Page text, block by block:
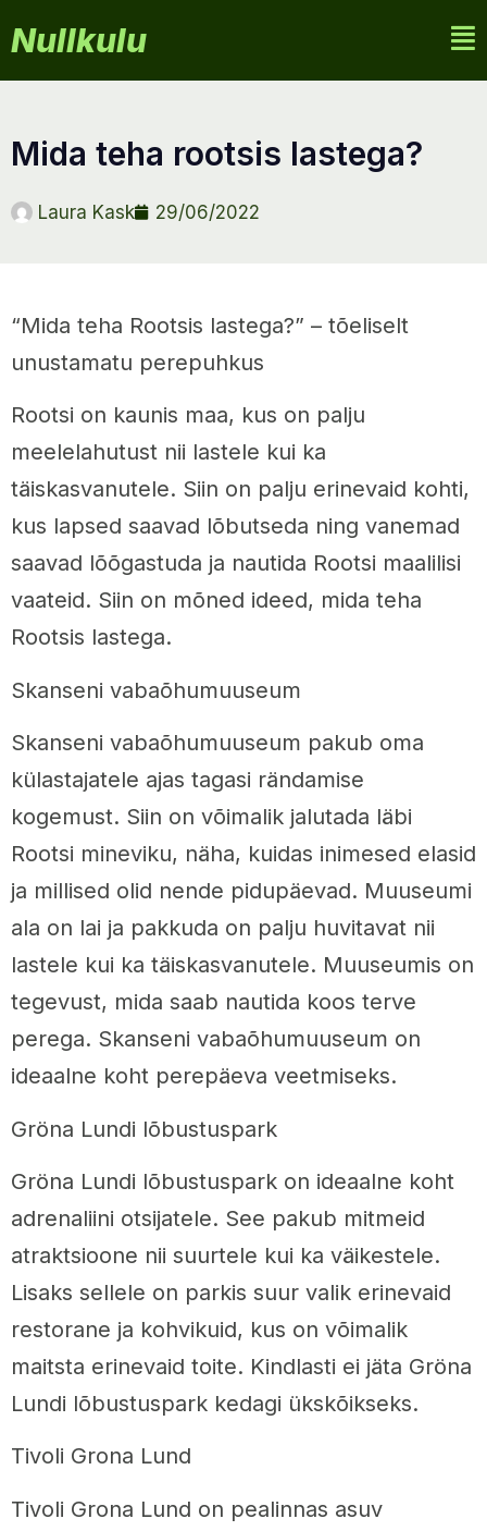
Nullkulu
mida teha rootsis lastega?
Laura Kask 29/06/2022
“Mida teha Rootsis lastega?” – tõeliselt
unustamatu perepuhkus
Rootsi on kaunis maa, kus on palju
meelelahutust nii lastele kui ka
täiskasvanutele. Siin on palju erinevaid kohti,
kus lapsed saavad lõbutseda ning vanemad
saavad lõõgastuda ja nautida Rootsi maalilisi
vaateid. Siin on mõned ideed, mida teha
Rootsis lastega.
Skanseni vabaõhumuuseum
Skanseni vabaõhumuuseum pakub oma
külastajatele ajas tagasi rändamise
kogemust. Siin on võimalik jalutada läbi
Rootsi mineviku, näha, kuidas inimesed elasid
ja millised olid nende pidupäevad. Muuseumi
ala on lai ja pakkuda on palju huvitavat nii
lastele kui ka täiskasvanutele. Muuseumis on
tegevust, mida saab nautida koos terve
perega. Skanseni vabaõhumuuseum on
ideaalne koht perepäeva veetmiseks.
Gröna Lundi lõbustuspark
Gröna Lundi lõbustuspark on ideaalne koht
adrenaliini otsijatele. See pakub mitmeid
atraktsioone nii suurtele kui ka väikestele.
Lisaks sellele on parkis suur valik erinevaid
restorane ja kohvikuid, kus on võimalik
maitsta erinevaid toite. Kindlasti ei jäta Gröna
Lundi lõbustuspark kedagi ükskõikseks.
Tivoli Grona Lund
Tivoli Grona Lund on pealinnas asuv